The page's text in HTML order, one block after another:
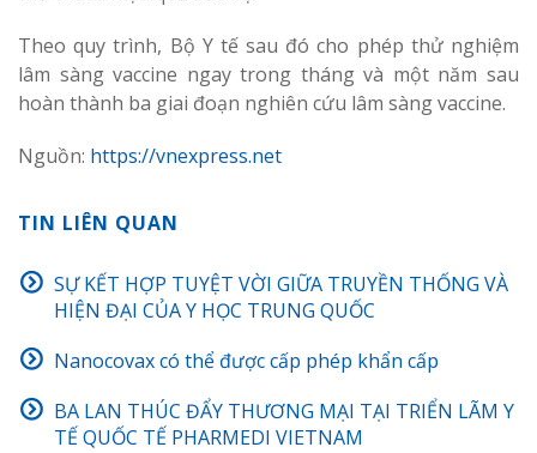
Theo quy trình, Bộ Y tế sau đó cho phép thử nghiệm
lâm sàng vaccine ngay trong tháng và một năm sau
hoàn thành ba giai đoạn nghiên cứu lâm sàng vaccine.
Nguồn: https://vnexpress.net
TIN LIÊN QUAN
SỰ KẾT HỢP TUYỆT VỜI GIỮA TRUYỀN THỐNG VÀ
HIỆN ĐẠI CỦA Y HỌC TRUNG QUỐC
Nanocovax có thể được cấp phép khẩn cấp
BA LAN THÚC ĐẨY THƯƠNG MẠI TẠI TRIỂN LÃM Y
TẾ QUỐC TẾ PHARMEDI VIETNAM